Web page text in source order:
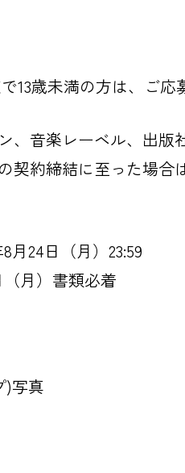
13歳未満の方は、ご応
、音楽レーベル、出
契約締結に至った場
月24日（月）23:59
（月）書類必着
)写真